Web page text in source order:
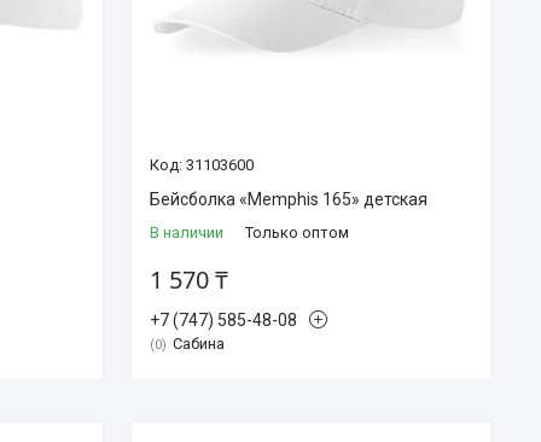
31103600
Бейсболка «Memphis 165» детская
В наличии Только оптом
1 570 ₸
+7 (747) 585-48-08
0 Сабина